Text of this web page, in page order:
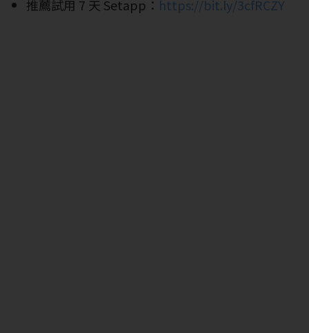
推薦試用 7 天 Setapp： https://bit.ly/3cfRCZY